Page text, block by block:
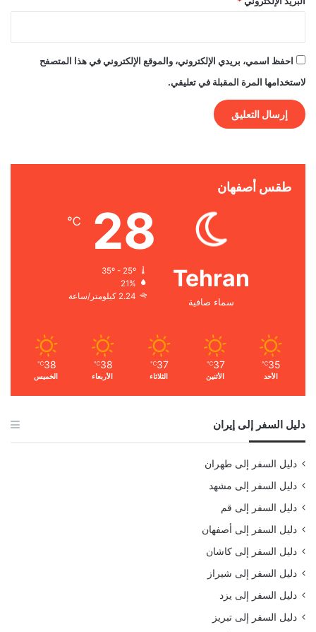
احفظ اسمي، بريدي الإلكتروني، والموقع الإلكتروني في هذا المتصفح
لاستخدامها المرة المقبلة في تعليقي.
طقس أصفهان
Tehran
سماء صافية
28
℃
35º - 25º
21%
2.24 كيلومتر/ساعة
35
℃
الأحد
37
℃
الأثنين
37
℃
الثلاثاء
38
℃
الأربعاء
38
℃
الخميس
دليل السفر إلى إيران
دليل السفر إلى طهران
دليل السفر إلى مشهد
دليل السفر إلى قم
دليل السفر إلى أصفهان
دليل السفر إلى كاشان
دليل السفر إلى شيراز
دليل السفر إلى يزد
دليل السفر إلى تبريز